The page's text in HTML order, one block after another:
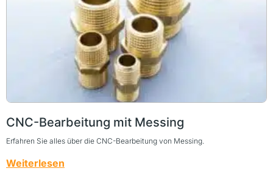
CNC-Bearbeitung mit Messing
Erfahren Sie alles über die CNC-Bearbeitung von Messing.
Weiterlesen